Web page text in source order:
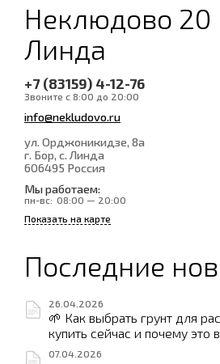
Неклюдово 20
Линда
+7 (83159) 4-12-76
Звоните с 8:00 до 20:00
info@nekludovo.ru
ул. Орджоникидзе, 8а
г. Бор, с. Линда
606495 Россия
Мы работаем:
пн-вс: 08:00 — 20:00
Показать на карте
Последние
26.04.2026
🌱 Как выбрать грунт для
купить сейчас и почему это
07.04.2026